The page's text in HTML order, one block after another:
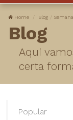
Home Blog
Blog
Aqui
certa
Popular